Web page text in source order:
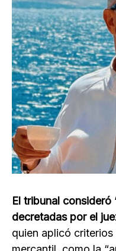
El tribunal consideró
decretadas por el
quien aplicó